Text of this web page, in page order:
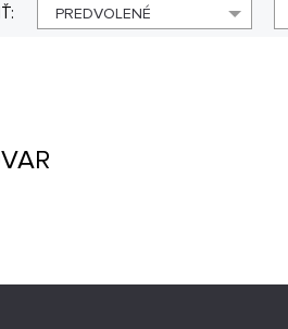
PREDVOLENÉ